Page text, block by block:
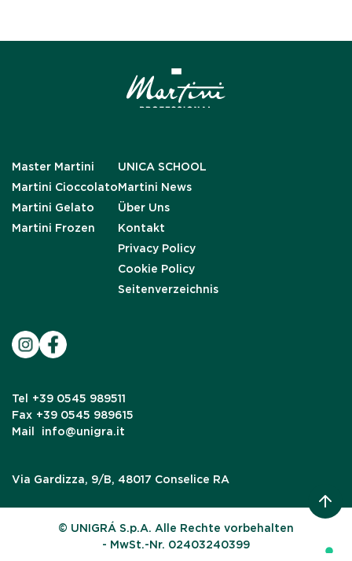
Master Martini
Martini Cioccolato
Martini Gelato
Martini Frozen
UNICA SCHOOL
Martini News
Über Uns
Kontakt
Privacy Policy
Cookie Policy
Seitenverzeichnis
Tel
+39 0545 989511
Fax +39 0545 989615
Mail
info@unigra.it
Via Gardizza, 9/B, 48017 Conselice RA
© UNIGRÁ S.p.A. Alle Rechte vorbehalten
- MwSt.-Nr. 02403240399